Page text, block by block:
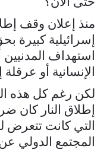
منذ إعلان وقف
إسرائيلية كبيرة
استهداف
الإنسانية أو
لكن رغم كل هذه
إطلاق النار كان
التي كانت
المجتمع الدولي